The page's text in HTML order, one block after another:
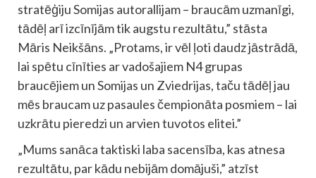
stratēģiju Somijas autorallijam – braucām uzmanīgi,
tādēļ arī izcīnījām tik augstu rezultātu,” stāsta
Māris Neikšāns. „Protams, ir vēl ļoti daudz jāstrādā,
lai spētu cīnīties ar vadošajiem N4 grupas
braucējiem un Somijas un Zviedrijas, taču tādēļ jau
mēs braucam uz pasaules čempionāta posmiem – lai
uzkrātu pieredzi un arvien tuvotos elitei.”
„Mums sanāca taktiski laba sacensība, kas atnesa
rezultātu, par kādu nebijām domājuši,” atzīst